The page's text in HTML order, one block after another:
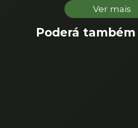
Ver mais
Poderá também